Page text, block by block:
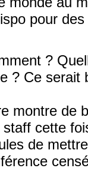
pour
?
? Ce serait
montre de
cette
de